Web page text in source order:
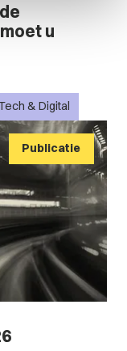
u
& Digital
Publicatie